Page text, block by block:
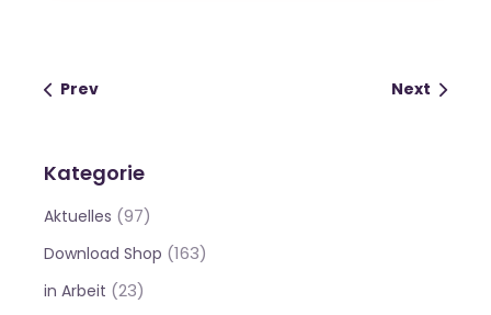
Prev Next
Kategorie
Aktuelles (97)
Download Shop (163)
in Arbeit (23)